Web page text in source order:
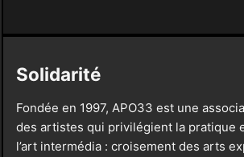
Solidarité
Fondée en 1997, APO33 est une
des artistes qui privilégient la pratique
l’art intermédia : croisement des arts